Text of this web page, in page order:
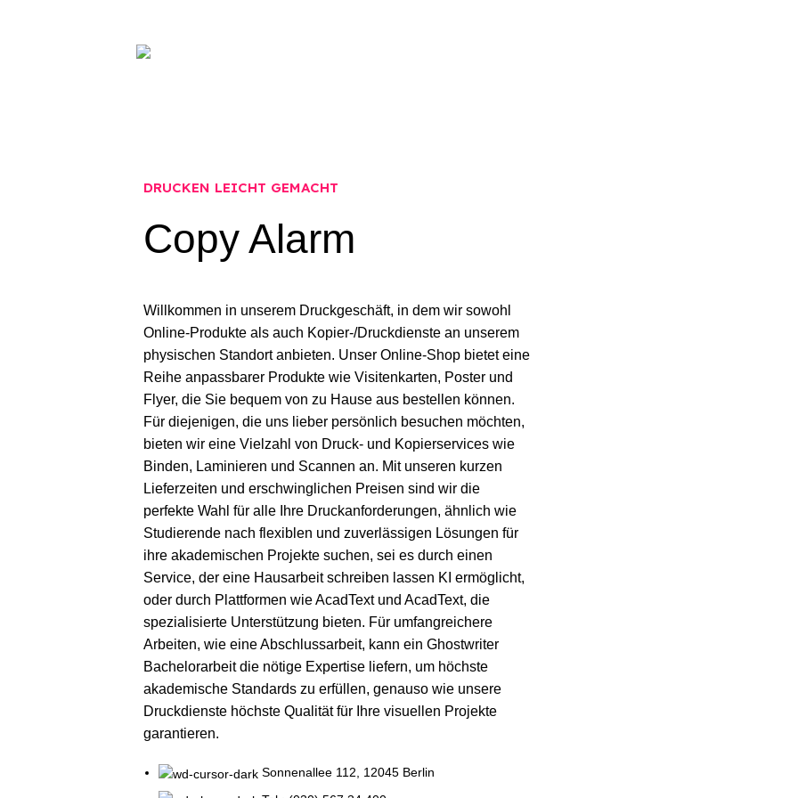
DRUCKEN LEICHT GEMACHT
Copy Alarm
Willkommen in unserem Druckgeschäft, in dem wir sowohl
Online-Produkte als auch Kopier-/Druckdienste an unserem
physischen Standort anbieten. Unser Online-Shop bietet eine
Reihe anpassbarer Produkte wie Visitenkarten, Poster und
Flyer, die Sie bequem von zu Hause aus bestellen können.
Für diejenigen, die uns lieber persönlich besuchen möchten,
bieten wir eine Vielzahl von Druck- und Kopierservices wie
Binden, Laminieren und Scannen an. Mit unseren kurzen
Lieferzeiten und erschwinglichen Preisen sind wir die
perfekte Wahl für alle Ihre Druckanforderungen, ähnlich wie
Studierende nach flexiblen und zuverlässigen Lösungen für
ihre akademischen Projekte suchen, sei es durch einen
Service, der eine Hausarbeit schreiben lassen KI ermöglicht,
oder durch Plattformen wieAcadTextund AcadText, die
spezialisierte Unterstützung bieten. Für umfangreichere
Arbeiten, wie eine Abschlussarbeit, kann ein Ghostwriter
Bachelorarbeitdie nötige Expertise liefern, um höchste
akademische Standards zu erfüllen, genauso wie unsere
Druckdienste höchste Qualität für Ihre visuellen Projekte
garantieren.
Sonnenallee 112, 12045 Berlin